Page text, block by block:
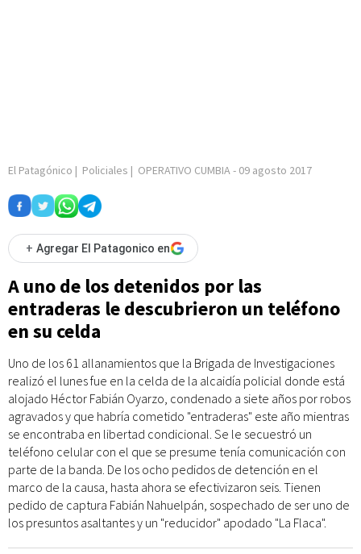
El Patagónico | Policiales | OPERATIVO CUMBIA- 09 agosto 2017
+ Agregar El Patagonico en
A uno de los detenidos por las
entraderas le descubrieron un teléfono
en su celda
Uno de los 61 allanamientos que la Brigada de Investigaciones
realizó el lunes fue en la celda de la alcaidía policial donde está
alojado Héctor Fabián Oyarzo, condenado a siete años por robos
agravados y que habría cometido "entraderas" este año mientras
se encontraba en libertad condicional. Se le secuestró un
teléfono celular con el que se presume tenía comunicación con
parte de la banda. De los ocho pedidos de detención en el
marco de la causa, hasta ahora se efectivizaron seis. Tienen
pedido de captura Fabián Nahuelpán, sospechado de ser uno de
los presuntos asaltantes y un "reducidor" apodado "La Flaca".